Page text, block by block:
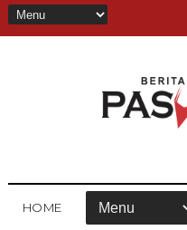
HOME